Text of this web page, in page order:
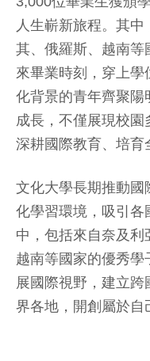
人生嶄新旅程。其
其、俄羅斯、越南等
來畢業時刻，穿上
化背景的青年齊聚陽
成長，不僅展現校
深耕國際教育、培育
文化大學長期推動國
化學習環境，吸引各
中，包括來自奈及利
越南等國家的優秀
展國際視野，建立
界各地，開創屬於自